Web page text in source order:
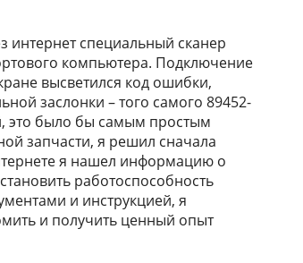
интернет специальный сканер
компьютера. Подключение
высветился код ошибки,
заслонки – того самого 89452-
это было бы самым простым
запчасти, я решил сначала
я нашел информацию о
работоспособность
и инструкцией, я
и получить ценный опыт